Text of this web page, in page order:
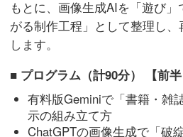
もとに、画像生成AIを「遊び
がる制作工程」として整理し
します。
■ プログラム（計90分） 【前半
有料版Geminiで「書籍・雑
示の組み立て方
ChatGPTの画像生成で「破